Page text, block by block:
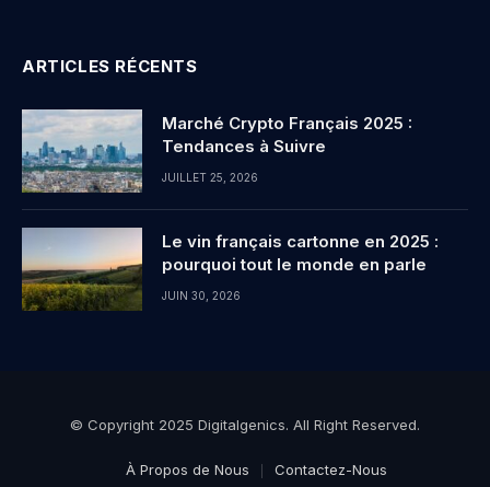
ARTICLES RÉCENTS
Marché Crypto Français 2025 :
Tendances à Suivre
JUILLET 25, 2026
Le vin français cartonne en 2025 :
pourquoi tout le monde en parle
JUIN 30, 2026
© Copyright 2025 Digitalgenics. All Right Reserved.
À Propos de Nous Contactez-Nous